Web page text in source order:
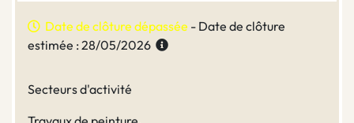
Date de clôture dépassée - Date de clôture
estimée : 28/05/2026
Secteurs d'activité